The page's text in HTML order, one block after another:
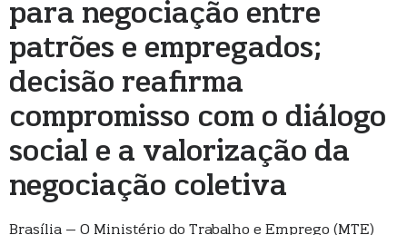
para negociação entre
patrões e empregados;
decisão reafirma
compromisso com o diálogo
social e a valorização da
negociação coletiva
Brasília – O Ministério do Trabalho e Emprego (MTE)